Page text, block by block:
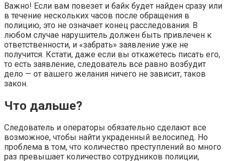
Важно! Если вам повезет и байк будет найден сразу или
в течение нескольких часов после обращения в
полицию, это не означает конец расследования. В
любом случае нарушитель должен быть привлечен к
ответственности, и «забрать» заявление уже не
получится. Кстати, даже если вы откажетесь писать его,
то есть заявление, следователь все равно возбудит
дело — от вашего желания ничего не зависит, таков
закон.
Что дальше?
Следователь и операторы обязательно сделают все
возможное, чтобы найти украденный велосипед. Но
проблема в том, что количество преступлений во много
раз превышает количество сотрудников полиции,